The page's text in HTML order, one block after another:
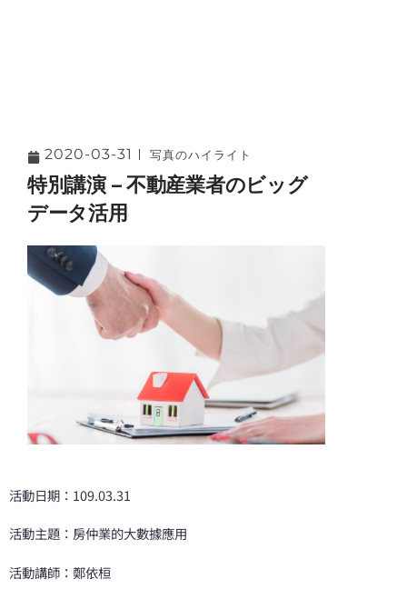
2020-03-31 写真のハイライト
特別講演 – 不動産業者のビッグ
データ活用
活動日期：109.03.31
活動主題：房仲業的大數據應用
活動講師：鄭依桓